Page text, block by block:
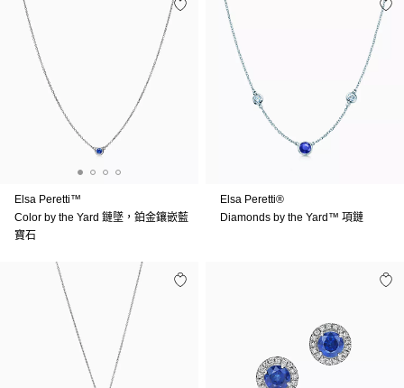
Elsa Peretti™
Color by the Yard 鏈墜，鉑金鑲嵌藍
寶石
Elsa Peretti®
Diamonds by the Yard™ 項鏈